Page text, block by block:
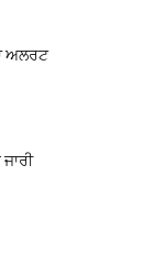
ਅਲਰਟ